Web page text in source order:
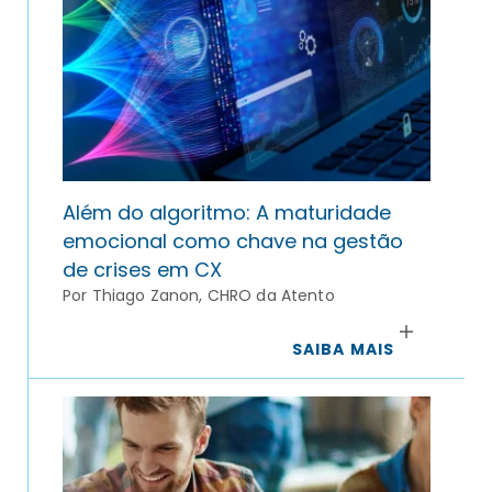
Além do algoritmo: A maturidade
emocional como chave na gestão
de crises em CX
Por Thiago Zanon, CHRO da Atento
SAIBA MAIS